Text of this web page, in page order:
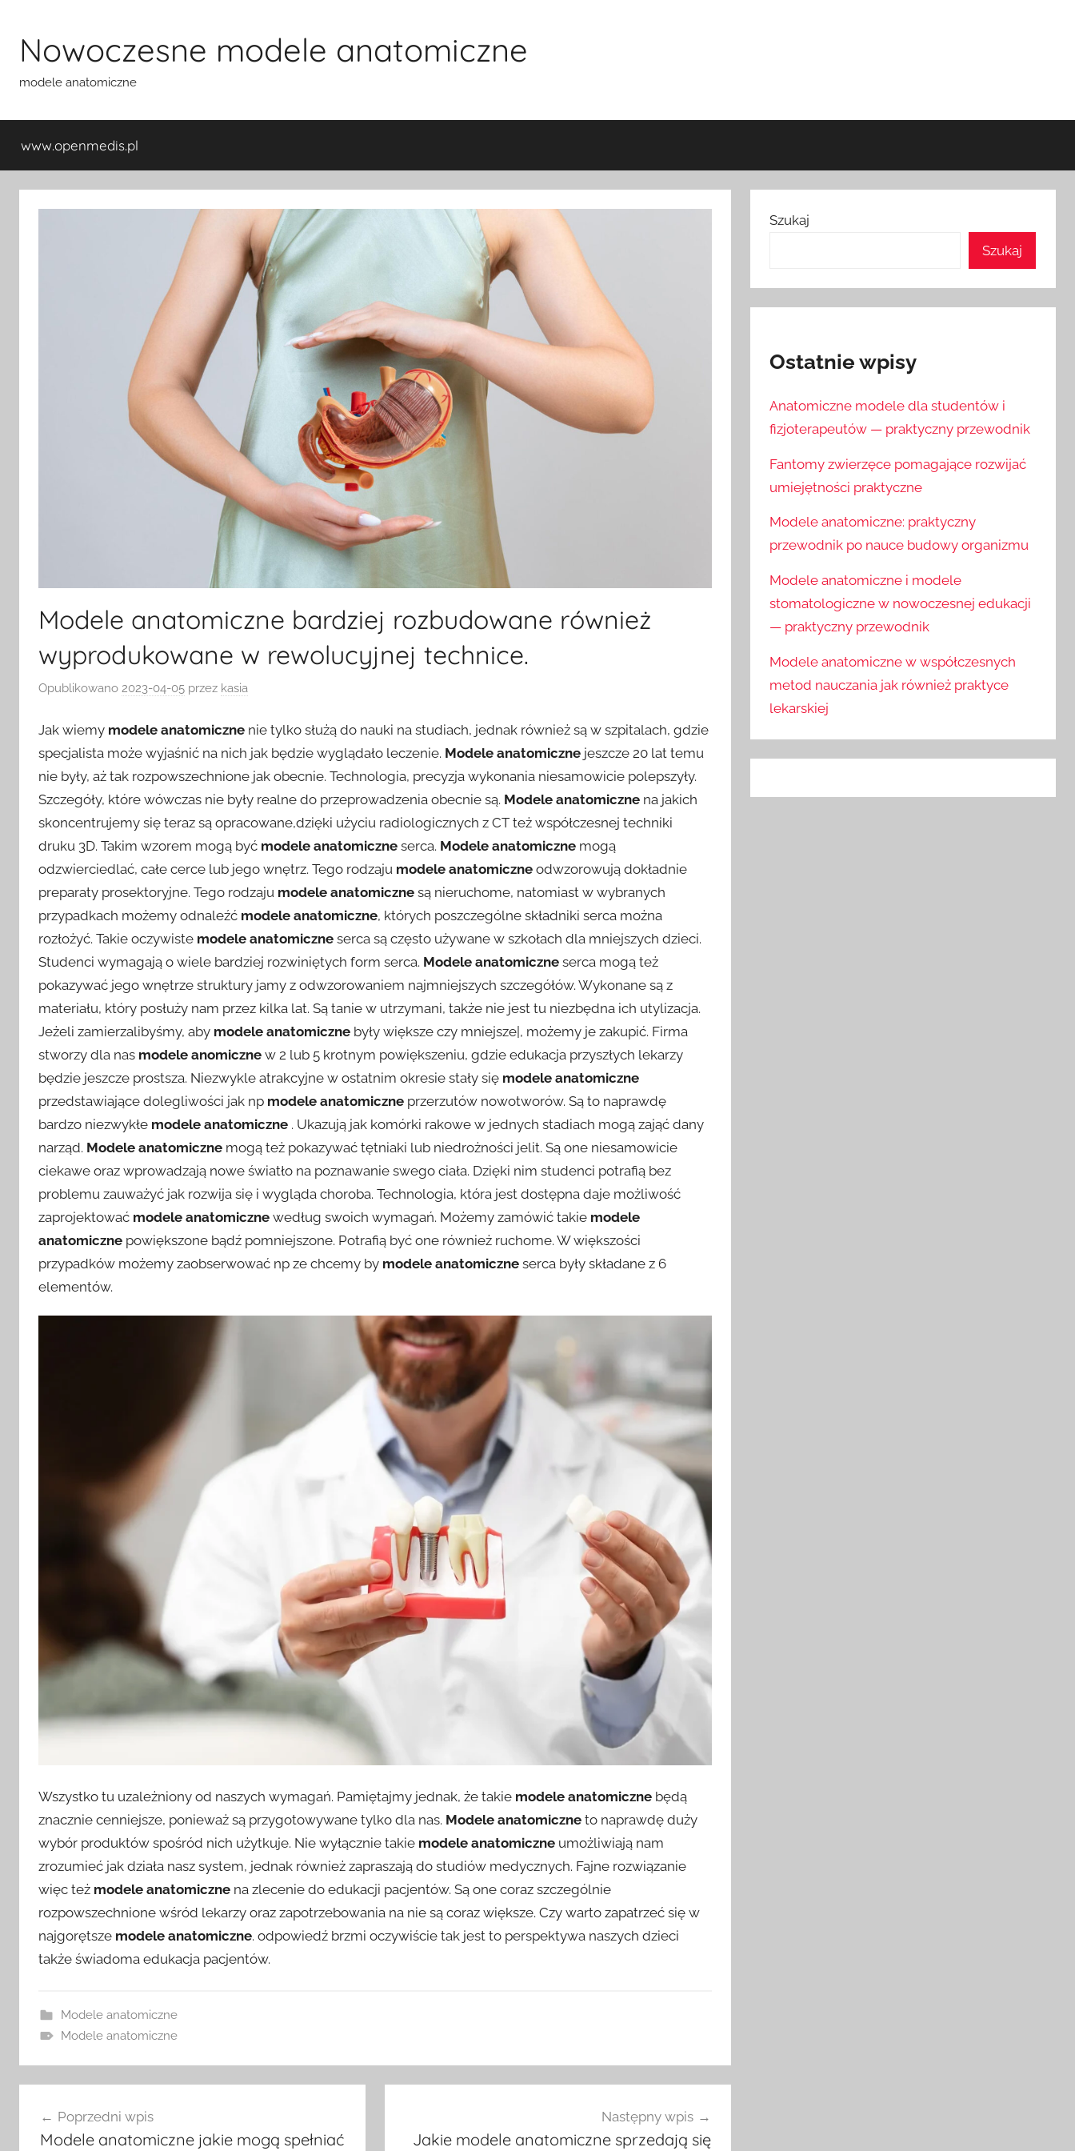
treściNowoczesne modele anatomiczne
modele anatomiczne
www.openmedis.pl
Modele anatomiczne bardziej rozbudowane również
wyprodukowane w rewolucyjnej technice.
Opublikowano 2023-04-05 przez kasia
Jak wiemy modele anatomiczne nie tylko służą do nauki na studiach, jednak również są w szpitalach, gdzie
specjalista może wyjaśnić na nich jak będzie wyglądało leczenie. Modele anatomiczne jeszcze 20 lat temu
nie były, aż tak rozpowszechnione jak obecnie. Technologia, precyzja wykonania niesamowicie polepszyły.
Szczegóły, które wówczas nie były realne do przeprowadzenia obecnie są. Modele anatomiczne na jakich
skoncentrujemy się teraz są opracowane,dzięki użyciu radiologicznych z CT też współczesnej techniki
druku 3D. Takim wzorem mogą być modele anatomiczne serca. Modele anatomiczne mogą
odzwierciedlać, całe cerce lub jego wnętrz. Tego rodzaju modele anatomiczne odwzorowują dokładnie
preparaty prosektoryjne. Tego rodzaju modele anatomiczne są nieruchome, natomiast w wybranych
przypadkach możemy odnaleźć modele anatomiczne, których poszczególne składniki serca można
rozłożyć. Takie oczywiste modele anatomiczne serca są często używane w szkołach dla mniejszych dzieci.
Studenci wymagają o wiele bardziej rozwiniętych form serca. Modele anatomiczne serca mogą też
pokazywać jego wnętrze struktury jamy z odwzorowaniem najmniejszych szczegółów. Wykonane są z
materiału, który posłuży nam przez kilka lat. Są tanie w utrzymani, także nie jest tu niezbędna ich utylizacja.
Jeżeli zamierzalibyśmy, aby modele anatomiczne były większe czy mniejsze|, możemy je zakupić. Firma
stworzy dla nas modele anomiczne w 2 lub 5 krotnym powiększeniu, gdzie edukacja przyszłych lekarzy
będzie jeszcze prostsza. Niezwykle atrakcyjne w ostatnim okresie stały się modele anatomiczne
przedstawiające dolegliwości jak np modele anatomiczne przerzutów nowotworów. Są to naprawdę
bardzo niezwykłe modele anatomiczne . Ukazują jak komórki rakowe w jednych stadiach mogą zająć dany
narząd. Modele anatomiczne mogą też pokazywać tętniaki lub niedrożności jelit. Są one niesamowicie
ciekawe oraz wprowadzają nowe światło na poznawanie swego ciała. Dzięki nim studenci potrafią bez
problemu zauważyć jak rozwija się i wygląda choroba. Technologia, która jest dostępna daje możliwość
zaprojektować modele anatomiczne według swoich wymagań. Możemy zamówić takie modele
anatomiczne powiększone bądź pomniejszone. Potrafią być one również ruchome. W większości
przypadków możemy zaobserwować np ze chcemy by modele anatomiczne serca były składane z 6
elementów.
Wszystko tu uzależniony od naszych wymagań. Pamiętajmy jednak, że takie modele anatomiczne będą
znacznie cenniejsze, ponieważ są przygotowywane tylko dla nas. Modele anatomiczne to naprawdę duży
wybór produktów spośród nich użytkuje. Nie wyłącznie takie modele anatomiczne umożliwiają nam
zrozumieć jak działa nasz system, jednak również zapraszają do studiów medycznych. Fajne rozwiązanie
więc też modele anatomiczne na zlecenie do edukacji pacjentów. Są one coraz szczególnie
rozpowszechnione wśród lekarzy oraz zapotrzebowania na nie są coraz większe. Czy warto zapatrzeć się w
najgorętsze modele anatomiczne. odpowiedź brzmi oczywiście tak jest to perspektywa naszych dzieci
także świadoma edukacja pacjentów.
Modele anatomiczne
Modele anatomiczne
wpisuPoprzedni wpis
Modele anatomiczne jakie mogą spełniać
Następny wpis
Jakie modele anatomiczne sprzedają się
Szukaj
Szukaj
Ostatnie wpisy
Anatomiczne modele dla studentów i
fizjoterapeutów — praktyczny przewodnik
Fantomy zwierzęce pomagające rozwijać
umiejętności praktyczne
Modele anatomiczne: praktyczny
przewodnik po nauce budowy organizmu
Modele anatomiczne i modele
stomatologiczne w nowoczesnej edukacji
— praktyczny przewodnik
Modele anatomiczne w współczesnych
metod nauczania jak również praktyce
lekarskiej